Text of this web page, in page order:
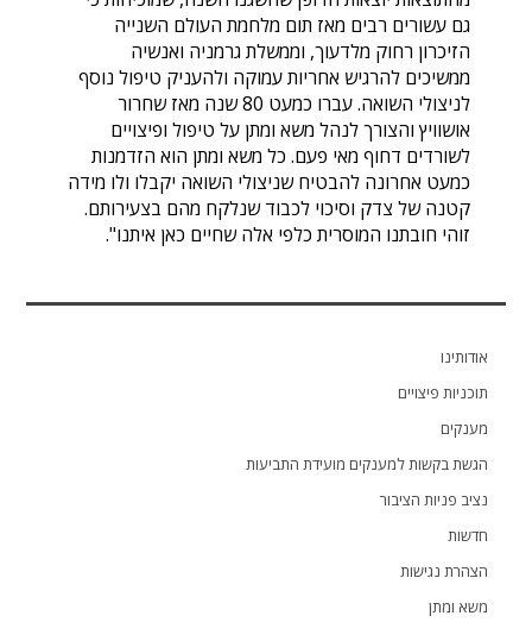
גם עשורים רבים מאז תום מלחמת העולם השנייה
הזיכרון רחוק מלדעוך, וממשלת גרמניה ואנשיה
ממשיכים להרגיש אחריות עמוקה ולהעניק טיפול נוסף
לניצולי השואה. עברו כמעט 80 שנה מאז שחרור
אושוויץ והצורך לנהל משא ומתן על טיפול ופיצויים
לשורדים דחוף מאי פעם. כל משא ומתן הוא הזדמנות
כמעט אחרונה להבטיח שניצולי השואה יקבלו ולו מידה
קטנה של צדק וסיכוי לכבוד שנלקח מהם בצעירותם.
זוהי חובתנו המוסרית כלפי אלה שחיים כאן איתנו".
אודותינו
תוכניות פיצויים
מענקים
הגשת בקשות למענקים מועידת התביעות
נציב פניות הציבור
חדשות
הצהרת נגישות
משא ומתן